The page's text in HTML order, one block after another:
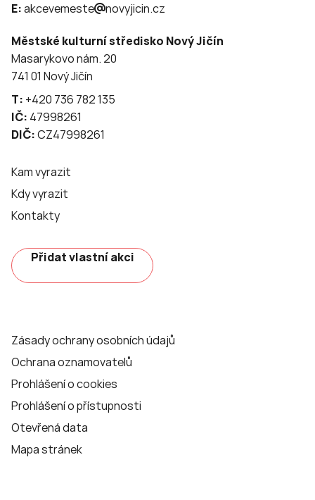
E:akcevemeste novyjicin.cz
Městské kulturní středisko Nový Jičín
Masarykovo nám. 20
741 01 Nový Jičín
T: +420 736 782 135
IČ: 47998261
DIČ:CZ47998261
Kam vyrazit
Kdy vyrazit
Kontakty
Přidat vlastní akci
Zásady ochrany osobních údajů
Ochrana oznamovatelů
Prohlášení o cookies
Prohlášení o přístupnosti
Otevřená data
Mapa stránek